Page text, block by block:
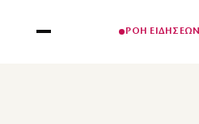
ΡΟΗ ΕΙΔΗΣΕΩΝ